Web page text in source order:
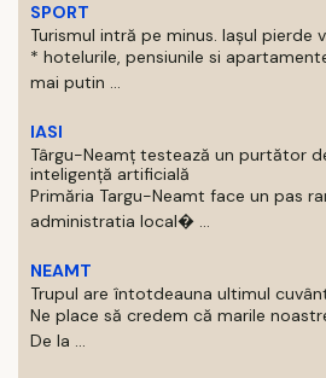
SPORT
Turismul intră pe minus. Iașul pierde
* hotelurile, pensiunile si
mai putin ...
IASI
Târgu-Neamț testează un purtător
inteligență artificială
Primăria Targu-Neamt face un pas
administratia local� ...
NEAMT
Trupul are întotdeauna ultimul
Ne place să credem că marile
De la ...